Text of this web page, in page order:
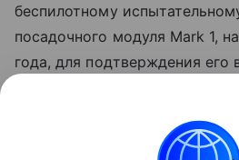
беспилотному
посадочного модуля Mark 1,
года, для подтверждения
назвал